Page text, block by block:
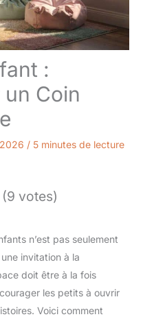
:
Coin
/ 5 minutes de lecture
votes)
n’est pas seulement
invitation à la
doit être à la fois
les petits à ouvrir
Voici comment